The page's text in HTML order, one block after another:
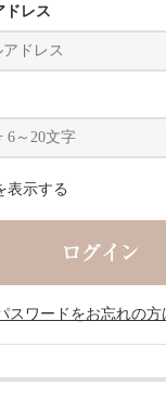
ドレス
表示する
スワードをお忘れの方